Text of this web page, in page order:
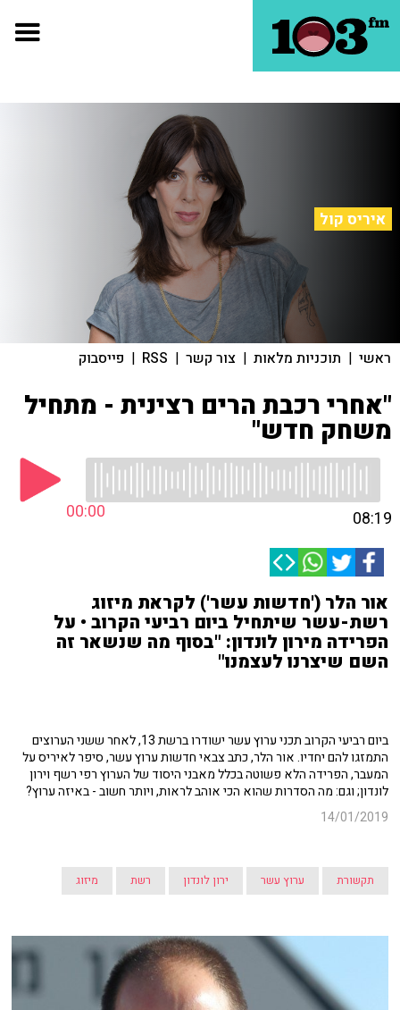
איריס קול
ראשי | תוכניות מלאות | צור קשר |
RSS
| פייסבוק
"אחרי רכבת הרים רצינית - מתחיל
משחק חדש"
00:00 08:19
אור הלר ('חדשות עשר') לקראת מיזוג
רשת-עשר שיתחיל ביום רביעי הקרוב • על
הפרידה מירון לונדון: "בסוף מה שנשאר זה
השם שיצרנו לעצמנו"
ביום רביעי הקרוב תכני ערוץ עשר ישודרו ברשת 13, לאחר ששני הערוצים
התמזגו להם יחדיו. אור הלר, כתב צבאי חדשות ערוץ עשר, סיפר לאיריס על
המעבר, הפרידה הלא פשוטה בכלל מאבני היסוד של הערוץ רפי רשף וירון
לונדון; וגם: מה הסדרות שהוא הכי אוהב לראות, ויותר חשוב - באיזה ערוץ?
14/01/2019
תקשורת ערוץ עשר ירון לונדון רשת מיזוג